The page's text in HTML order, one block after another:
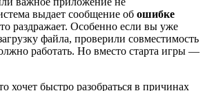
выдает сообщение об ошибке
раздражает. Особенно если вы уже
файла, проверили совместимость
работать. Но вместо старта игры —
хочет быстро разобраться в причинах